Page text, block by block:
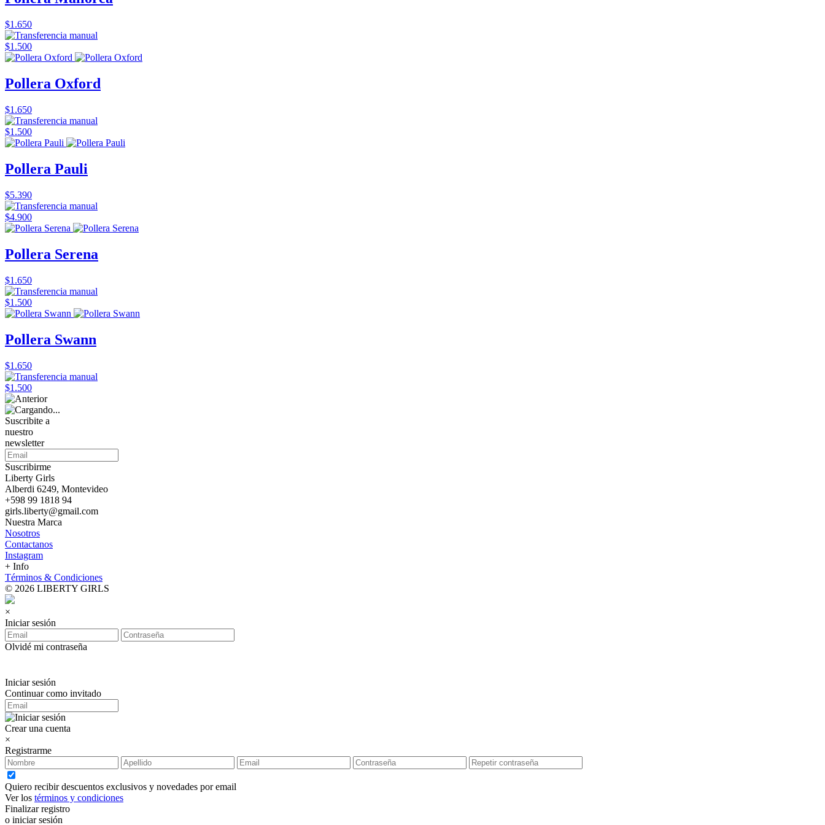
$1.650
$1.500
Pollera Oxford
$1.650
$1.500
Pollera Pauli
$5.390
$4.900
Pollera Serena
$1.650
$1.500
Pollera Swann
$1.650
$1.500
Suscribite a
nuestro
newsletter
Suscribirme
Liberty Girls
Alberdi 6249, Montevideo
+598 99 1818 94
girls.liberty@gmail.com
Nuestra Marca
Nosotros
Contactanos
Instagram
+ Info
Términos & Condiciones
© 2026 LIBERTY GIRLS
×
Iniciar sesión
Olvidé mi contraseña
Iniciar sesión
Continuar como invitado
Crear una cuenta
×
Registrarme
Quiero recibir descuentos exclusivos y novedades por email
Ver los términos y condiciones
Finalizar registro
o iniciar sesión